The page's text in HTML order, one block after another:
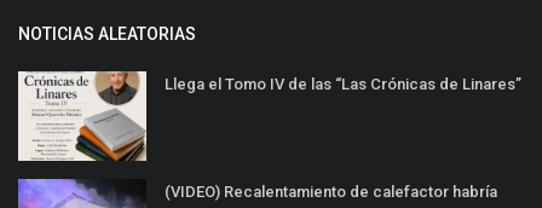
NOTICIAS ALEATORIAS
Llega el Tomo IV de las “Las Crónicas de Linares”
(VIDEO) Recalentamiento de calefactor habría